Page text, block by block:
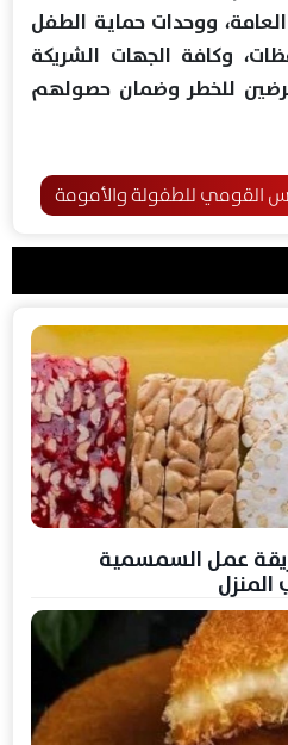
العامة، ووحدات حماية الطفل
وكافة الجهات الشريكة
للخطر وضمان حصولهم
القومي للطفولة والأمومة
2026.. طريقة عمل السمسمية